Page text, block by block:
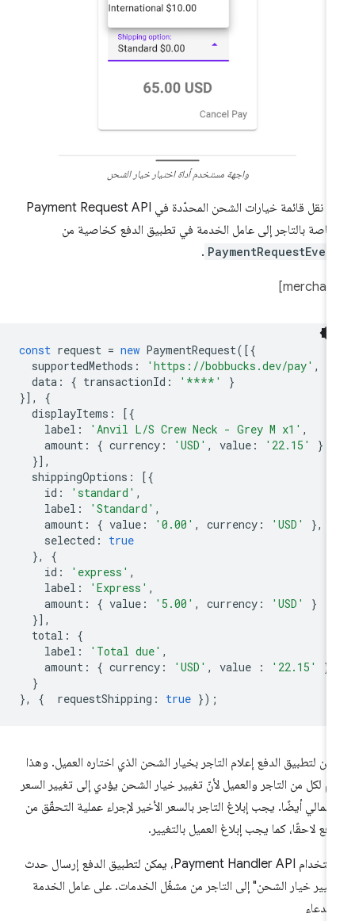
واجهة مستخدم أداة اختيار خيار الشحن
يتم نقل قائمة خيارات الشحن المحدّدة في Payment Request API
بالتاجر إلى عامل الخدمة في تطبيق الدفع كخاصية من
.
const request = new PaymentRequest
supportedMethods : 'https://bobbucks.dev/pay'
data
{ transactionId : '****'
}],
displayItems:
label : 'Anvil L/S Crew Neck - Grey M x1'
amount
{ currency : 'USD', value : '22.15'
shippingOptions:
id : 'standard'
label : 'Standard'
amount
{ value : '0.00', currency : 'USD'
selected: true
},
id : 'express'
label : 'Express'
amount
{ value : '5.00', currency : 'USD'
total
label : 'Total due'
amount
{ currency : 'USD', value : '22.15'
},
{ requestShipping: true
لتطبيق الدفع إعلام التاجر بخيار الشحن الذي اختاره العميل. وهذا
لكل من التاجر والعميل لأنّ تغيير خيار الشحن يؤدي إلى تغيير السعر
أيضًا. يجب إبلاغ التاجر بالسعر الأخير لإجراء عملية التحقّق من
لاحقًا، كما يجب إبلاغ العميل بالتغيير.
باستخدام Payment Handler API، يمكن لتطبيق الدفع إرسال حدث
خيار الشحن" إلى التاجر من مشغّل الخدمات. على عامل الخدمة